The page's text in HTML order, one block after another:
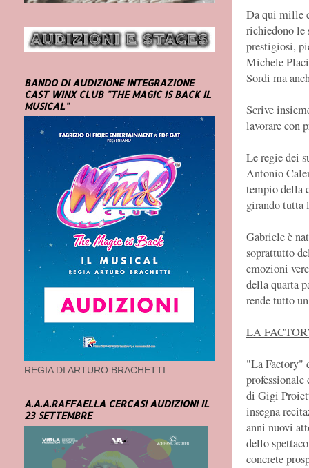
Da qui mille
richiedono le
prestigiosi,
Michele
Sordi ma
Scrive
lavorare con
Le regie dei
Antonio
tempio della
girando tutta
Gabriele è
soprattutto
emozioni
della quarta
rende tutto
LA
"La Factory"
di Gigi
insegna
anni nuovi
dello
concrete
BANDO DI AUDIZIONE INTEGRAZIONE
CAST WINX CLUB "THE MAGIC IS BACK IL
MUSICAL"
REGIA DI ARTURO BRACHETTI
A.A.A.RAFFAELLA CERCASI AUDIZIONI IL
23 SETTEMBRE